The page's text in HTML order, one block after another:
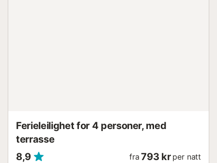
Ferieleilighet for 4 personer, med
terrasse
8,9
fra 793 kr per natt